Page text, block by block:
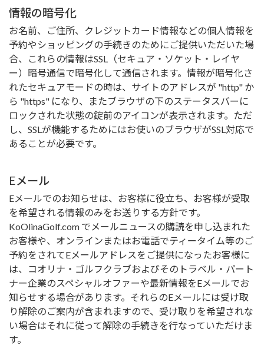
情報の暗号化
お名前、ご住所、クレジットカード情報などの個人情報を
予約やショッピングの手続きのためにご提供いただいた場
合、これらの情報はSSL（セキュア・ソケット・レイヤ
ー）暗号通信で暗号化して通信されます。情報が暗号化さ
れたセキュアモードの時は、サイトのアドレスが "http" か
ら "https" になり、またブラウザの下のステータスバーに
ロックされた状態の錠前のアイコンが表示されます。ただ
し、SSLが機能するためにはお使いのブラウザがSSL対応で
あることが必要です。
Eメール
Eメールでのお知らせは、お客様に役立ち、お客様が受取
を希望される情報のみをお送りする方針です。
KoOlinaGolf.com でメールニュースの購読を申し込まれた
お客様や、オンラインまたはお電話でティータイム等のご
予約をされてEメールアドレスをご提供になったお客様に
は、コオリナ・ゴルフクラブおよびそのトラベル・パート
ナー企業のスペシャルオファーや最新情報をEメールでお
知らせする場合があります。それらのEメールには受け取
り解除のご案内が含まれますので、受け取りを希望されな
い場合はそれに従って解除の手続きを行なっていただけま
す。